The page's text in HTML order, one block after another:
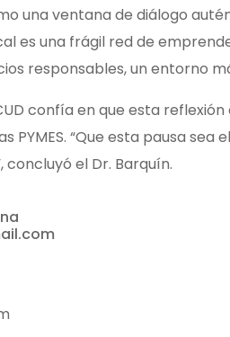
una ventana de diálogo
es una frágil red de
responsables, un entorno
confía en que esta
PYMES. “Que esta pausa
concluyó el Dr. Barquín.